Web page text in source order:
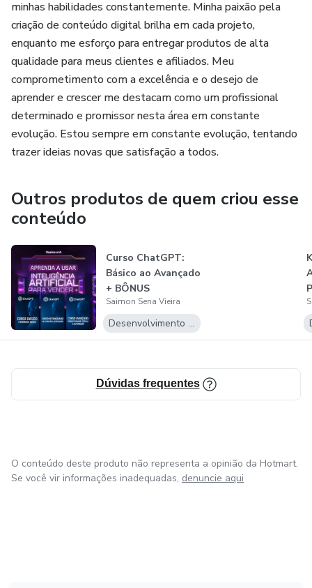
minhas habilidades constantemente. Minha paixão pela
criação de conteúdo digital brilha em cada projeto,
enquanto me esforço para entregar produtos de alta
qualidade para meus clientes e afiliados. Meu
comprometimento com a excelência e o desejo de
aprender e crescer me destacam como um profissional
determinado e promissor nesta área em constante
evolução. Estou sempre em constante evolução, tentando
trazer ideias novas que satisfação a todos.
Outros produtos de quem criou esse
conteúdo
Curso ChatGPT:
Básico ao Avançado
+ BÔNUS
Saimon Sena Vieira
Desenvolvimento Pessoal
Dúvidas frequentes
O conteúdo deste produto não representa a opinião da Hotmart.
Se você vir informações inadequadas, denuncie aqui